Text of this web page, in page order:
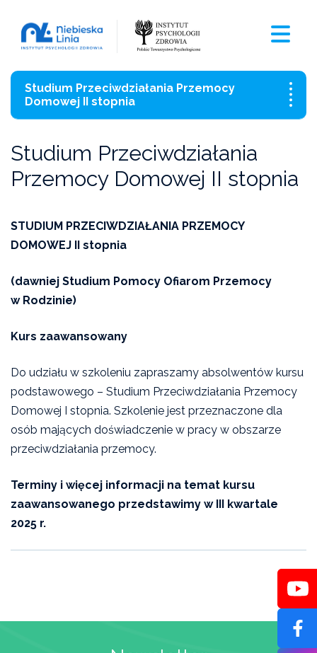
Studium Przeciwdziałania Przemocy
Domowej II stopnia
I stopnia
Studium Przeciwdziałania Przemocy Domowej II
Szkolenia jednodniowe
Czarna Księga Ofiar Przemocy Domowej 2021
O Niebieskiej Linii
Szkolenia
Studium Przeciwdziałania
Przemocy Domowej II stopnia
STUDIUM PRZECIWDZIAŁANIA PRZEMOCY
DOMOWEJ II stopnia
(dawniej Studium Pomocy Ofiarom Przemocy
w Rodzinie)
Kurs zaawansowany
Do udziału w szkoleniu zapraszamy absolwentów kursu
podstawowego – Studium Przeciwdziałania Przemocy
Domowej I stopnia. Szkolenie jest przeznaczone dla
osób mających doświadczenie w pracy w obszarze
przeciwdziałania przemocy.
Terminy i więcej informacji na temat kursu
zaawansowanego przedstawimy w III kwartale
2025 r.